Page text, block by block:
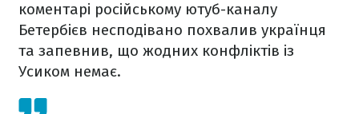
коментарі російському ютуб-каналу
Бетербієв несподівано похвалив українця
та запевнив, що жодних конфліктів із
Усиком немає.